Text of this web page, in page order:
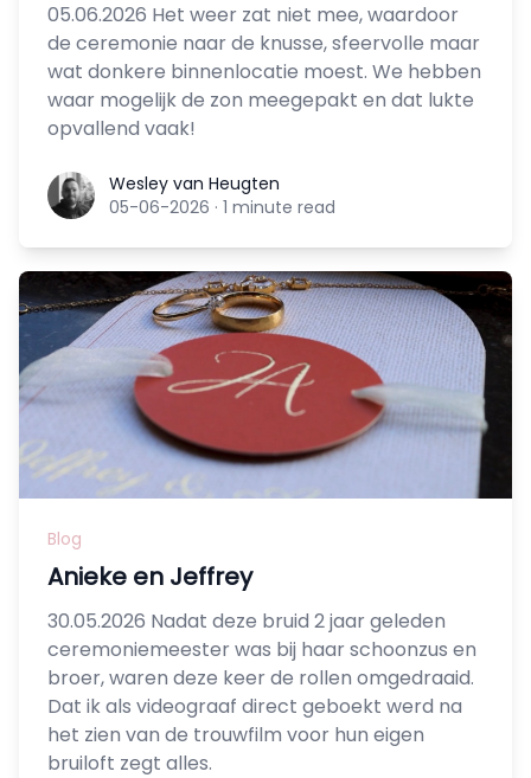
05.06.2026 Het weer zat niet mee, waardoor
de ceremonie naar de knusse, sfeervolle maar
wat donkere binnenlocatie moest. We hebben
waar mogelijk de zon meegepakt en dat lukte
opvallend vaak!
Wesley van Heugten
Wesley van Heugten
05-06-2026 · 1 minute read
Blog
Anieke en Jeffrey
30.05.2026 Nadat deze bruid 2 jaar geleden
ceremoniemeester was bij haar schoonzus en
broer, waren deze keer de rollen omgedraaid.
Dat ik als videograaf direct geboekt werd na
het zien van de trouwfilm voor hun eigen
bruiloft zegt alles.